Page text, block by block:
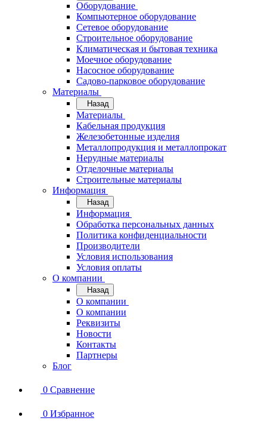
Оборудование
Компьютерное оборудование
Сетевое оборудование
Строительное оборудование
Климатическая и бытовая техника
Моечное оборудование
Насосное оборудование
Садово-парковое оборудование
Материалы
Назад
Материалы
Кабельная продукция
Железобетонные изделия
Металлопродукция и металлопрокат
Нерудные материалы
Отделочные материалы
Строительные материалы
Информация
Назад
Информация
Обработка персональных данных
Политика конфиденциальности
Производители
Условия использования
Условия оплаты
О компании
Назад
О компании
О компании
Реквизиты
Новости
Контакты
Партнеры
Блог
0 Сравнение
0 Избранное